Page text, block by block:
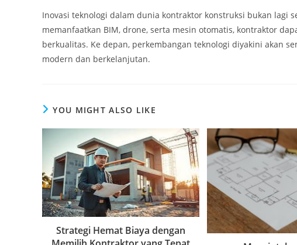
Inovasi teknologi dalam dunia kontraktor konstruksi bukan lagi
memanfaatkan BIM, drone, serta mesin otomatis, kontraktor
berkualitas. Ke depan, perkembangan teknologi diyakini akan
modern dan berkelanjutan.
YOU MIGHT ALSO LIKE
Strategi Hemat Biaya dengan